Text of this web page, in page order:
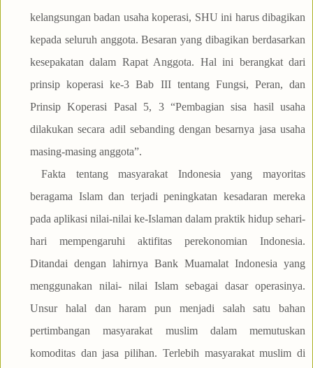
kelangsungan badan usaha koperasi, SHU ini harus dibagikan
kepada seluruh anggota. Besaran yang dibagikan berdasarkan
kesepakatan dalam Rapat Anggota. Hal ini berangkat dari
prinsip koperasi ke-3 Bab III tentang Fungsi, Peran, dan
Prinsip Koperasi Pasal 5, 3 “Pembagian sisa hasil usaha
dilakukan secara adil sebanding dengan besarnya jasa usaha
masing-masing anggota”.
Fakta tentang masyarakat Indonesia yang mayoritas
beragama Islam dan terjadi peningkatan kesadaran mereka
pada aplikasi nilai-nilai ke-Islaman dalam praktik hidup sehari-
hari mempengaruhi aktifitas perekonomian Indonesia.
Ditandai dengan lahirnya Bank Muamalat Indonesia yang
menggunakan nilai- nilai Islam sebagai dasar operasinya.
Unsur halal dan haram pun menjadi salah satu bahan
pertimbangan masyarakat muslim dalam memutuskan
komoditas dan jasa pilihan. Terlebih masyarakat muslim di